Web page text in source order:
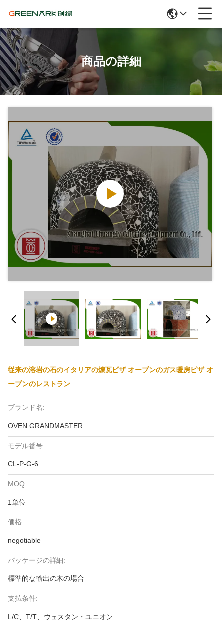
商品の詳細
従来の溶岩の石のイタリアの煉瓦ピザ オーブンのガス暖房ピザ オ
ーブンのレストラン
ブランド名:
OVEN GRANDMASTER
モデル番号:
CL-P-G-6
MOQ:
1単位
価格:
negotiable
パッケージの詳細:
標準的な輸出の木の場合
支払条件:
L/C、T/T、ウェスタン・ユニオン